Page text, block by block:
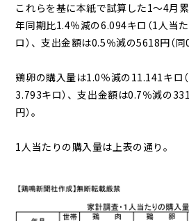
これらを基に本紙で試算した1～4月
年同期比1.4％減の6.094キロ（1人当
ロ）、支出金額は0.5％減の5618円（同
鶏卵の購入量は1.0％減の11.141キロ
3.793キロ）、支出金額は0.7％減の
円）。
1人当たりの購入量は上表の通り。